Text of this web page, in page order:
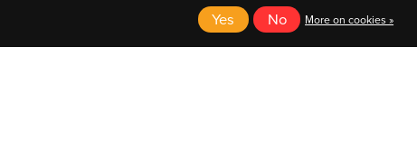
Yes No More on cookies »